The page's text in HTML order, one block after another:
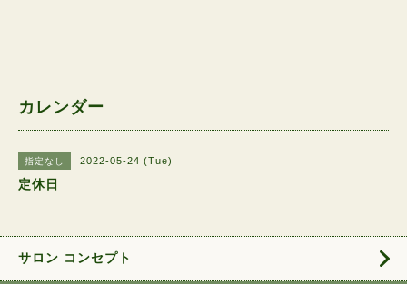
カレンダー
指定なし 2022-05-24 (Tue)
定休日
サロン コンセプト